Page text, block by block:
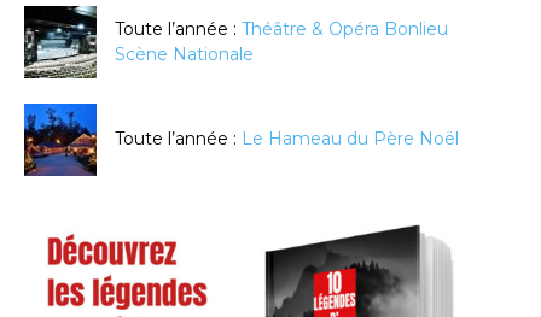
Toute l’année : Théâtre & Opéra Bonlieu
Scène Nationale
Toute l’année : Le Hameau du Père Noël